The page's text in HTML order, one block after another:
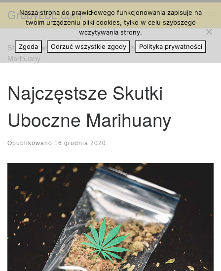
Przejdź do treści
GrubyLoL.com
Strona główna » Grube Artykuły » Najczęstsze Skutki Uboczne
Marihuany
Najczęstsze Skutki
Uboczne Marihuany
Opublikowano 16 grudnia 2020
Nasza strona do prawidłowego funkcjonowania zapisuje na
twoim urządzeniu pliki cookies, tylko w celu szybszego
wczytywania strony.
Zgoda
Odrzuć wszystkie zgody Polityka prywatności